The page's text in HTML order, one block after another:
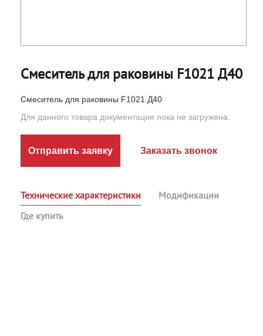
Смеситель для раковины F1021 Д40
Смеситель для раковины F1021 Д40
Для данного товара документация пока не загружена.
Отправить заявку Заказать звонок
Технические характеристики
Модификации
Где купить